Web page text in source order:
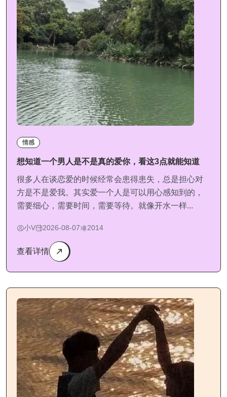
情感
想知道一个男人是不是真的爱你，看这3点就能知道
很多人在谈恋爱的时候经常会患得患失，总是担心对
方是不是爱我。其实爱一个人是可以用心感知到的，
需要细心，需要时间，需要等待。就像开水一样...
小V 2026-08-07 2014
查看详情